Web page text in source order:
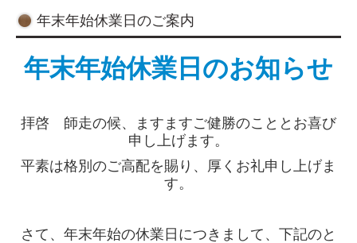
商品・ソリューション
コピー機/複合機
ecowin ウォーター
エコウィン／エコウィンフィルターのご紹介
金庫、物品棚、他
年末年始休業日のご案内
年末年始休業日のお知らせ
拝啓 師走の候、ますますご健勝のこととお喜び
申し上げます。
平素は格別のご高配を賜り、厚くお礼申し上げま
す。
さて、年末年始の休業日につきまして、下記のと